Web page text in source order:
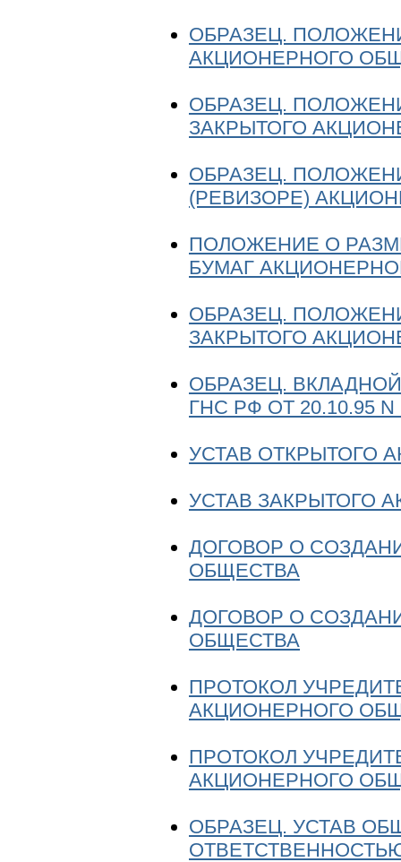
ОБРАЗЕЦ.
АКЦИОНЕРНОГО
ОБРАЗЕЦ.
ЗАКРЫТОГО
ОБРАЗЕЦ.
(РЕВИЗОРЕ)
ПОЛОЖЕНИЕ О
БУМАГ
ОБРАЗЕЦ.
ЗАКРЫТОГО
ОБРАЗЕЦ.
ГНС РФ ОТ 20.10.95 N
УСТАВ ОТКРЫТОГО
УСТАВ ЗАКРЫТОГО
ДОГОВОР О
ОБЩЕСТВА
ДОГОВОР О
ОБЩЕСТВА
ПРОТОКОЛ
АКЦИОНЕРНОГО
ПРОТОКОЛ
АКЦИОНЕРНОГО
ОБРАЗЕЦ. УСТАВ